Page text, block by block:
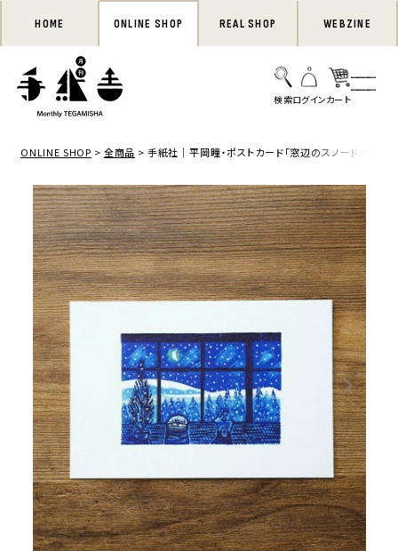
HOME ONLINE SHOP REAL SHOP WEBZINE
ONLINE SHOP 全商品 手紙社｜平岡瞳・ポストカード「窓辺のスノードーム」